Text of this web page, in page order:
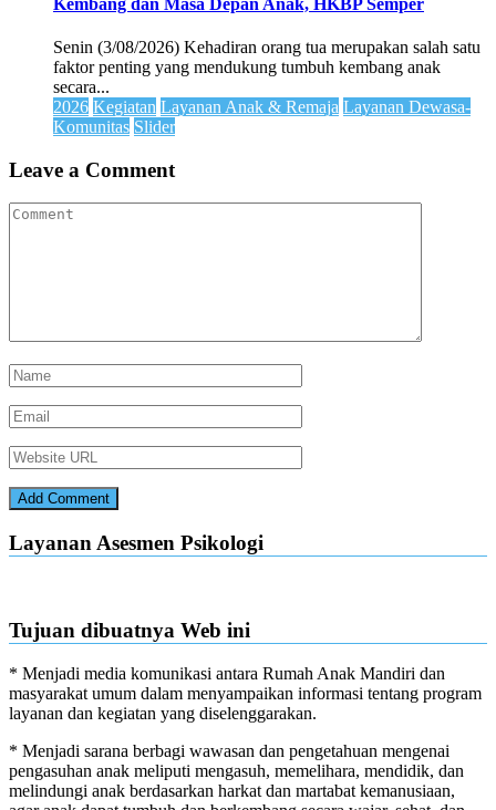
Senin (3/08/2026) Kehadiran orang tua merupakan salah satu
faktor penting yang mendukung tumbuh kembang anak
secara...
2026 Kegiatan Layanan Anak & Remaja Layanan Dewasa-
Komunitas Slider
Leave a Comment
Layanan Asesmen Psikologi
Tujuan dibuatnya Web ini
* Menjadi media komunikasi antara Rumah Anak Mandiri dan
masyarakat umum dalam menyampaikan informasi tentang program
layanan dan kegiatan yang diselenggarakan.
* Menjadi sarana berbagi wawasan dan pengetahuan mengenai
pengasuhan anak meliputi mengasuh, memelihara, mendidik, dan
melindungi anak berdasarkan harkat dan martabat kemanusiaan,